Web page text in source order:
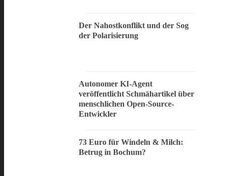
Der Nahostkonflikt und der Sog
der Polarisierung
Autonomer KI-Agent
veröffentlicht Schmähartikel über
menschlichen Open-Source-
Entwickler
73 Euro für Windeln & Milch:
Betrug in Bochum?